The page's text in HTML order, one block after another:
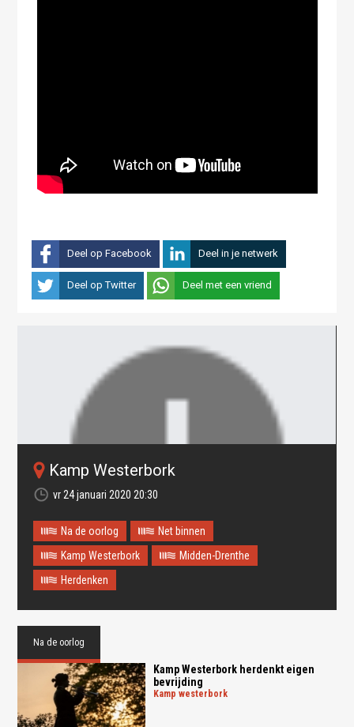
Deel op Facebook Deel in je netwerk
Deel op Twitter Deel met een vriend
Oops! Something went
wrong.
This page didn't load Google Maps correctly. See the
JavaScript console for technical details.
Kamp Westerbork
vr 24 januari 2020 20:30
Na de oorlog
Net binnen
Kamp Westerbork
Midden-Drenthe
Herdenken
Na de oorlog
Kamp Westerbork herdenkt eigen
bevrijding
kamp westerbork